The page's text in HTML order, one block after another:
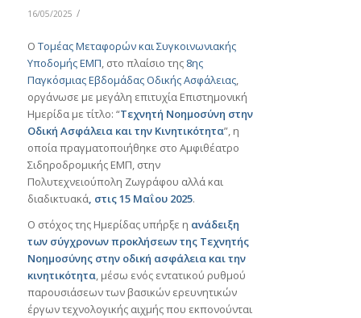
16/05/2025 /
Ο Τομέας Μεταφορών και Συγκοινωνιακής
Υποδομής ΕΜΠ, στο πλαίσιο της 8ης
Παγκόσμιας Εβδομάδας Οδικής Ασφάλειας,
οργάνωσε με μεγάλη επιτυχία Επιστημονική
Ημερίδα με τίτλο: “Τεχνητή Νοημοσύνη στην
Οδική Ασφάλεια και την Κινητικότητα”, η
οποία πραγματοποιήθηκε στο Αμφιθέατρο
Σιδηροδρομικής ΕΜΠ, στην
Πολυτεχνειούπολη Ζωγράφου αλλά και
διαδικτυακά, στις15Μαΐου 2025.
Ο στόχος της Ημερίδας υπήρξε η ανάδειξη
των σύγχρονων προκλήσεων της Τεχνητής
Νοημοσύνης στην οδική ασφάλεια και την
κινητικότητα, μέσω ενός εντατικού ρυθμού
παρουσιάσεων των βασικών ερευνητικών
έργων τεχνολογικής αιχμής που εκπονούνται